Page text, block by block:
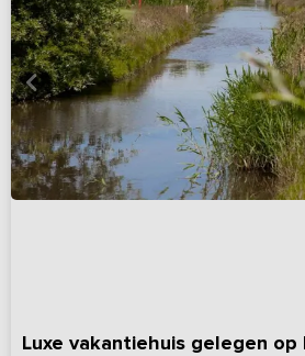
Luxe vakantiehuis gelegen